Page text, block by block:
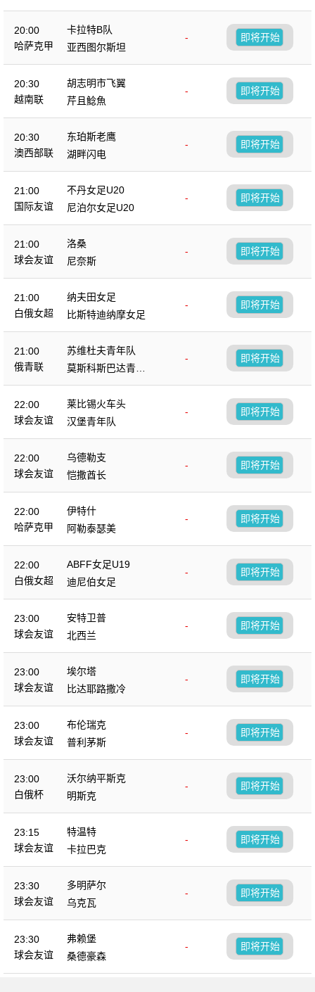
20:00
哈萨克甲
卡拉特B队
-
亚西图尔斯坦
即将开始
20:30
越南联
胡志明市飞翼
-
芹且鯰魚
即将开始
20:30
澳西部联
东珀斯老鹰
-
湖畔闪电
即将开始
21:00
国际友谊
不丹女足U20
-
尼泊尔女足U20
即将开始
21:00
球会友谊
洛桑
-
尼奈斯
即将开始
21:00
白俄女超
纳夫田女足
-
比斯特迪纳摩女足
即将开始
21:00
俄青联
苏维杜夫青年队
-
莫斯科斯巴达青年
队
即将开始
22:00
球会友谊
莱比锡火车头
-
汉堡青年队
即将开始
22:00
球会友谊
乌德勒支
-
恺撒酋长
即将开始
22:00
哈萨克甲
伊特什
-
阿勒泰瑟美
即将开始
22:00
白俄女超
ABFF女足U19
-
迪尼伯女足
即将开始
23:00
球会友谊
安特卫普
-
北西兰
即将开始
23:00
球会友谊
埃尔塔
-
比达耶路撒冷
即将开始
23:00
球会友谊
布伦瑞克
-
普利茅斯
即将开始
23:00
白俄杯
沃尔纳平斯克
-
明斯克
即将开始
23:15
球会友谊
特温特
-
卡拉巴克
即将开始
23:30
球会友谊
多明萨尔
-
乌克瓦
即将开始
23:30
球会友谊
弗赖堡
-
桑德豪森
即将开始